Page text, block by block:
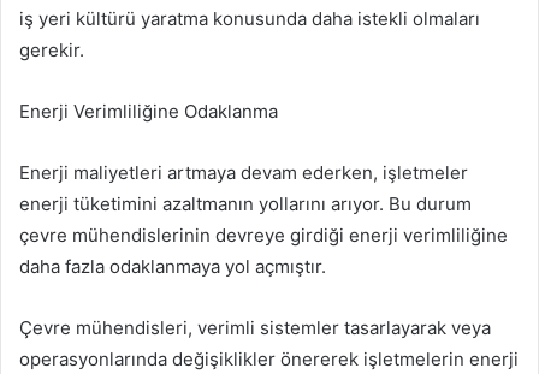
iş yeri kültürü yaratma konusunda daha istekli olmaları
gerekir.
Enerji Verimliliğine Odaklanma
Enerji maliyetleri artmaya devam ederken, işletmeler
enerji tüketimini azaltmanın yollarını arıyor. Bu durum
çevre mühendislerinin devreye girdiği enerji verimliliğine
daha fazla odaklanmaya yol açmıştır.
Çevre mühendisleri, verimli sistemler tasarlayarak veya
operasyonlarında değişiklikler önererek işletmelerin enerji